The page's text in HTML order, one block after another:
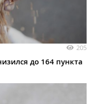
205
до 164 пункта